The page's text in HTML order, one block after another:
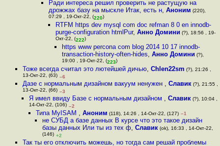
Ради интереса решил проверить не растущую на
дрожжах базу на мыскле Итак, есть н,Аноним (220),
07:29 , 19-Окт-22, (220)
RTFM https dev mysql com doc refman 8 0 en innodb-
purge-configuration htmlPur, Анно Домини (?), 18:56 , 19-
Окт-22, (222)
https www percona com blog 2014 10 17 innodb-
transaction-history-often-hides, Анно Домини (?),
19:00 , 19-Окт-22, (223)
Тоже всегда считал это лютейшей дичью, Chlen22sm (?), 21:26 ,
13-Окт-22, (63) –6
Дазе с нормальным дизайном вакуум ненужен , Славик(?), 21:55 ,
13-Окт-22, (66) –3
Я имел ввиду Базе с нормальным дизайном ,Славик (?), 10:04 ,
14-Окт-22, (106) –2
Типа MyISAM , Аноним (118), 14:26 , 14-Окт-22, (127) –1
не СУБД а базе данных В курсе что это такое дизайн
базы данных Или ты из тех ф, Славик(ok), 16:33 , 14-Окт-22,
(146) +2
Так ты его отключить можешь, но тогда сам решай проблемы